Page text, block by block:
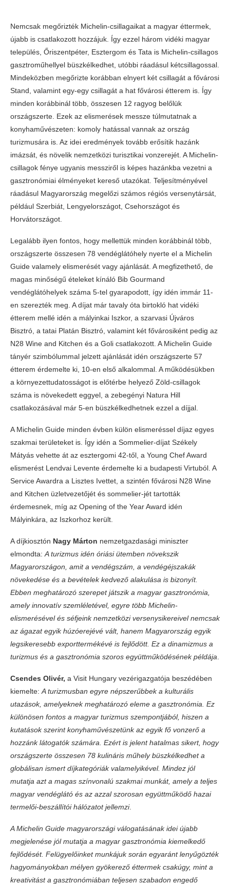
Nemcsak megőrizték Michelin-csillagaikat a magyar éttermek,
újabb is csatlakozott hozzájuk. Így ezzel három vidéki magyar
település, Őriszentpéter, Esztergom és Tata is Michelin-csillagos
gasztroműhellyel büszkélkedhet, utóbbi ráadásul kétcsillagossal.
Mindeközben megőrizte korábban elnyert két csillagát a fővárosi
Stand, valamint egy-egy csillagát a hat fővárosi étterem is. Így
minden korábbinál több, összesen 12 ragyog belőlük
országszerte. Ezek az elismerések messze túlmutatnak a
konyhaművészeten: komoly hatással vannak az ország
turizmusára is. Az idei eredmények tovább erősítik hazánk
imázsát, és növelik nemzetközi turisztikai vonzerejét. A Michelin-
csillagok fénye ugyanis messziről is képes hazánkba vezetni a
gasztronómiai élményeket kereső utazókat. Teljesítményével
ráadásul Magyarország megelőzi számos régiós versenytársát,
például Szerbiát, Lengyelországot, Csehországot és
Horvátországot.
Legalább ilyen fontos, hogy mellettük minden korábbinál több,
országszerte összesen 78 vendéglátóhely nyerte el a Michelin
Guide valamely elismerését vagy ajánlását. A megfizethető, de
magas minőségű ételeket kínáló Bib Gourmand
vendéglátóhelyek száma 5-tel gyarapodott, így idén immár 11-
en szerezték meg. A díjat már tavaly óta birtokló hat vidéki
étterem mellé idén a mályinkai Iszkor, a szarvasi Újváros
Bisztró, a tatai Platán Bisztró, valamint két fővárosiként pedig az
N28 Wine and Kitchen és a Goli csatlakozott. A Michelin Guide
tányér szimbólummal jelzett ajánlását idén országszerte 57
étterem érdemelte ki, 10-en első alkalommal. A működésükben
a környezettudatosságot is előtérbe helyező Zöld-csillagok
száma is növekedett eggyel, a zebegényi Natura Hill
csatlakozásával már 5-en büszkélkedhetnek ezzel a díjjal.
A Michelin Guide minden évben külön elismeréssel díjaz egyes
szakmai területeket is. Így idén a Sommelier-díjat Székely
Mátyás vehette át az esztergomi 42-től, a Young Chef Award
elismerést Lendvai Levente érdemelte ki a budapesti Virtuból. A
Service Awardra a Lisztes Ivettet, a szintén fővárosi N28 Wine
and Kitchen üzletvezetőjét és sommelier-jét tartották
érdemesnek, míg az Opening of the Year Award idén
Mályinkára, az Iszkorhoz került.
A díjkiosztón Nagy Márton nemzetgazdasági miniszter
elmondta: A turizmus idén óriási ütemben növekszik
Magyarországon, amit a vendégszám, a vendégéjszakák
növekedése és a bevételek kedvező alakulása is bizonyít.
Ebben meghatározó szerepet játszik a magyar gasztronómia,
amely innovatív szemléletével, egyre több Michelin-
elismerésével és séfjeink nemzetközi versenysikereivel nemcsak
az ágazat egyik húzóerejévé vált, hanem Magyarország egyik
legsikeresebb exporttermékévé is fejlődött. Ez a dinamizmus a
turizmus és a gasztronómia szoros együttműködésének példája
Csendes Olivér, a Visit Hungary vezérigazgatója beszédében
kiemelte: A turizmusban egyre népszerűbbek a kulturális
utazások, amelyeknek meghatározó eleme a gasztronómia. Ez
különösen fontos a magyar turizmus szempontjából, hiszen a
kutatások szerint konyhaművészetünk az egyik fő vonzerő a
hozzánk látogatók számára. Ezért is jelent hatalmas sikert, hogy
országszerte összesen 78 kulináris műhely büszkélkedhet a
globálisan ismert díjkategóriák valamelyikével. Mindez jól
mutatja azt a magas színvonalú szakmai munkát, amely a teljes
magyar vendéglátó és az azzal szorosan együttműködő hazai
termelői-beszállítói hálózatot jellemzi.
A Michelin Guide magyarországi válogatásának idei újabb
megjelenése jól mutatja a magyar gasztronómia kiemelkedő
fejlődését. Felügyelőinket munkájuk során egyaránt lenyűgözték
hagyományokban mélyen gyökerező éttermek csakúgy, mint a
kreativitást a gasztronómiában teljesen szabadon engedő